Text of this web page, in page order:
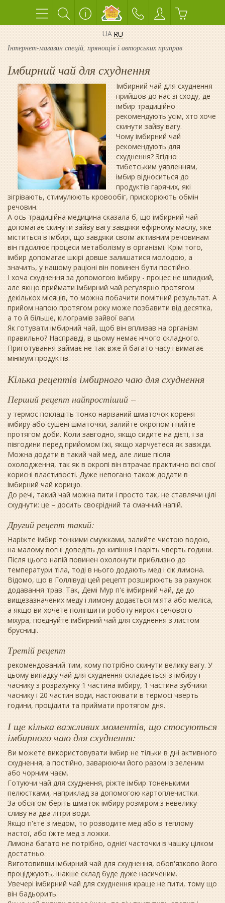
UA RU
Інтернет-магазин спецій, прянощів і авторських приправ
Імбирний чай для схуднення
Імбирний чай для схуднення
прийшов до нас зі сходу, де
імбир традиційно
рекомендують усім, хто хоче
скинути зайву вагу.
Чому імбирний чай
рекомендують для
схуднення? Згідно
тибетським уявленням,
імбир відноситься до
продуктів гарячих, які
зігрівають, стимулюють кровообіг, прискорюють обмін
речовин.
А ось традиційна медицина сказала б, що імбирний чай
допомагає скинути зайву вагу завдяки ефірному маслу, яке
міститься в імбирі, що завдяки своїм активним речовинам
він підсилює процеси метаболізму в організмі. Крім того,
імбир допомагає шкірі довше залишатися молодою, а
значить, у нашому раціоні він повинен бути постійно.
І хоча схуднення за допомогою імбиру - процес не швидкий,
але якщо приймати імбирний чай регулярно протягом
декількох місяців, то можна побачити помітний результат. А
прийом напою протягом року може позбавити від десятка,
а то й більше, кілограмів зайвої ваги.
Як готувати імбирний чай, щоб він впливав на організм
правильно? Насправді, в цьому немає нічого складного.
Приготування займає не так вже й багато часу і вимагає
мінімум продуктів.
Кілька рецептів імбирного чаю для схуднення
Перший рецепт найпростіший –
у термос покладіть тонко нарізаний шматочок кореня
імбиру або сушені шматочки, залийте окропом і пийте
протягом доби. Коли завгодно, якщо сидите на дієті, і за
півгодини перед прийомом їжі, якщо харчуєтеся як завжди.
Можна додати в такий чай мед, але лише після
охолодження, так як в окропі він втрачає практично всі свої
корисні властивості. Дуже непогано також додати в
імбирний чай корицю.
До речі, такий чай можна пити і просто так, не ставлячи цілі
схуднути: це – досить своєрідний та смачний напій.
Другий рецепт такий:
Наріжте імбир тонкими смужками, залийте чистою водою,
на малому вогні доведіть до кипіння і варіть чверть години.
Після цього напій повинен охолонути приблизно до
температури тіла, тоді в нього додають мед і сік лимона.
Відомо, що в Голлівуді цей рецепт розширюють за рахунок
додавання трав. Так, Демі Мур п'є імбирний чай, де до
вищезазначених меду і лимону додається м'ята або меліса,
а якщо ви хочете поліпшити роботу нирок і сечового
міхура, поєднуйте імбирний чай для схуднення з листом
брусниці.
Третій рецепт
рекомендований тим, кому потрібно скинути велику вагу. У
цьому випадку чай для схуднення складається з імбиру і
часнику з розрахунку 1 частина імбиру, 1 частина зубчики
часнику і 20 частин води, настоювати в термосі чверть
години, процідити та приймати протягом дня.
І ще кілька важливих моментів, що стосуються
імбирного чаю для схуднення:
Ви можете використовувати імбир не тільки в дні активного
схуднення, а постійно, заварюючи його разом із зеленим
або чорним чаєм.
Готуючи чай для схуднення, ріжте імбир тоненькими
пелюстками, наприклад за допомогою картоплечистки.
За обсягом беріть шматок імбиру розміром з невелику
сливу на два літри води.
Якщо п'єте з медом, то розводите мед або в теплому
настої, або їжте мед з ложки.
Лимона багато не потрібно, однієї часточки в чашку цілком
достатньо.
Виготовивши імбирний чай для схуднення, обов'язково його
проціджують, інакше склад буде дуже насиченим.
Увечері імбирний чай для схуднення краще не пити, тому що
він бадьорить.